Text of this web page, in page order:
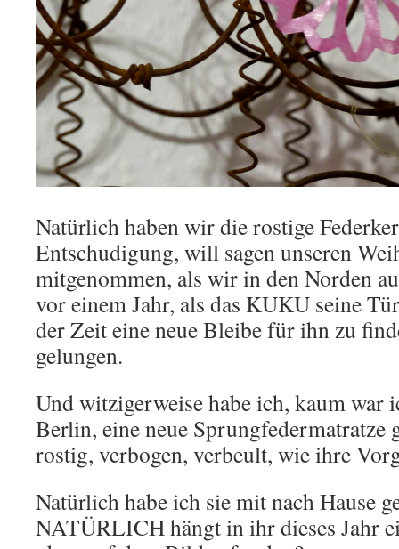
Natürlich haben wir die rostige
Entschudigung, will sagen unseren
mitgenommen, als wir in den Norden
vor einem Jahr, als das KUKU seine
der Zeit eine neue Bleibe für ihn zu
gelungen.
Und witzigerweise habe ich, kaum war
Berlin, eine neue Sprungfedermatratze
rostig, verbogen, verbeult, wie ihre
Natürlich habe ich sie mit nach Hause
NATÜRLICH hängt in ihr dieses Jahr